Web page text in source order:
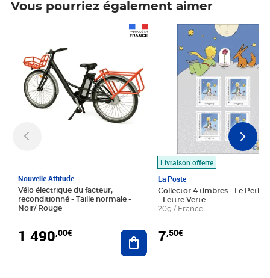
Vous pourriez également aimer
Nouvelle Attitude
Vélo électrique du facteur,
reconditionné - Taille normale -
Noir/ Rouge
1 490,00€ Ajouter au panier
Livraison offerte
La Poste
Collector 4 timbres - Le Petit
- Lettre Verte
20g / France
7,50€
Prix 7,50€